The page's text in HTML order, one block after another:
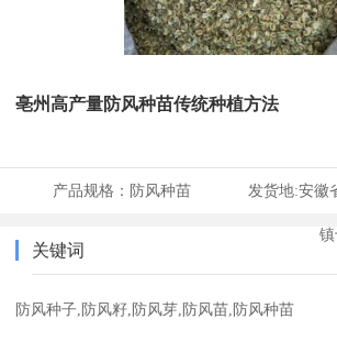
亳州高产量防风种苗传统种植方法
产品规格： 防风种苗 发货地:安徽
关键词
防风种子,防风籽,防风芽,防风苗,防风种苗